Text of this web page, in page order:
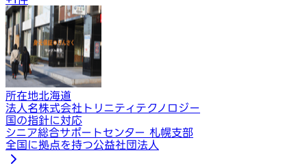
所在地北海道
法人名株式会社トリニティテクノロジー
国の指針に対応
シニア総合サポートセンター 札幌支部
全国に拠点を持つ公益社団法人